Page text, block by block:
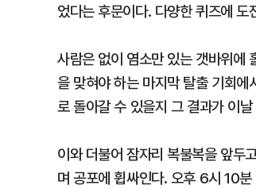
었다는 후문이다. 다양한 퀴즈에
사람은 없이 염소만 있는 갯바위에
을 맞혀야 하는 마지막 탈출 기회
로 돌아갈 수 있을지 그 결과가 이
이와 더불어 잠자리 복불복을 앞두
며 공포에 휩싸인다. 오후 6시 10분